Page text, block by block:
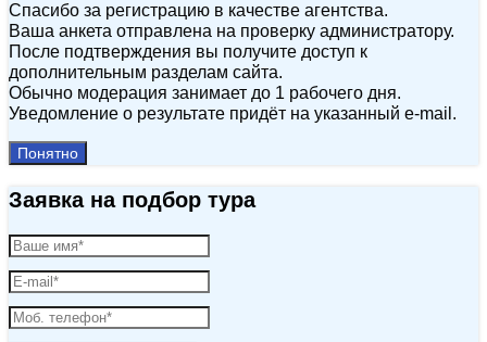
Спасибо за регистрацию в качестве агентства.
Ваша анкета отправлена на проверку администратору.
После подтверждения вы получите доступ к
дополнительным разделам сайта.
Обычно модерация занимает до 1 рабочего дня.
Уведомление о результате придёт на указанный e‑mail.
Понятно
Заявка на подбор тура